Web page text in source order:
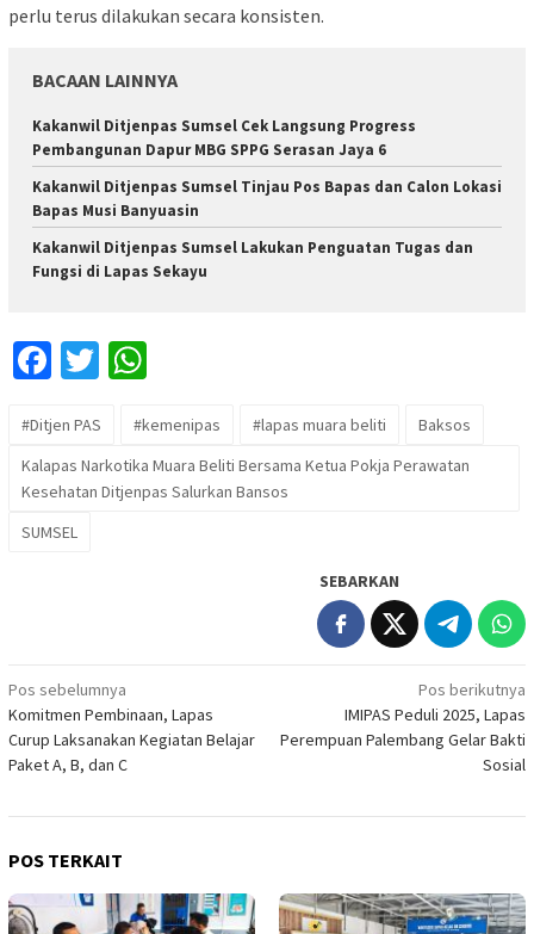
perlu terus dilakukan secara konsisten.
BACAAN LAINNYA
Kakanwil Ditjenpas Sumsel Cek Langsung Progress
Pembangunan Dapur MBG SPPG Serasan Jaya 6
Kakanwil Ditjenpas Sumsel Tinjau Pos Bapas dan Calon Lokasi
Bapas Musi Banyuasin
Kakanwil Ditjenpas Sumsel Lakukan Penguatan Tugas dan
Fungsi di Lapas Sekayu
Facebook
Twitter
#Ditjen PAS #kemenipas #lapas muara beliti
Baksos
Kalapas Narkotika Muara Beliti Bersama Ketua Pokja Perawatan
Kesehatan Ditjenpas Salurkan Bansos
SUMSEL
SEBARKAN
Navigasi
pos
Pos sebelumnya
Komitmen Pembinaan, Lapas
Curup Laksanakan Kegiatan Belajar
Paket A, B, dan C
Pos berikutnya
IMIPAS Peduli 2025, Lapas
Perempuan Palembang Gelar Bakti
Sosial
POS TERKAIT